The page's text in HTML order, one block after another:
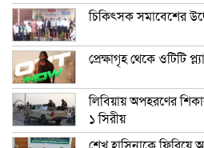
চিকিৎসক সমাবেশের
প্রেক্ষাগৃহ থেকে ওটিটি
লিবিয়ায় অপহরণের
১ সিরীয়